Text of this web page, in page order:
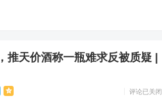
推天价酒称一瓶难求反被质疑 |
评论已关闭